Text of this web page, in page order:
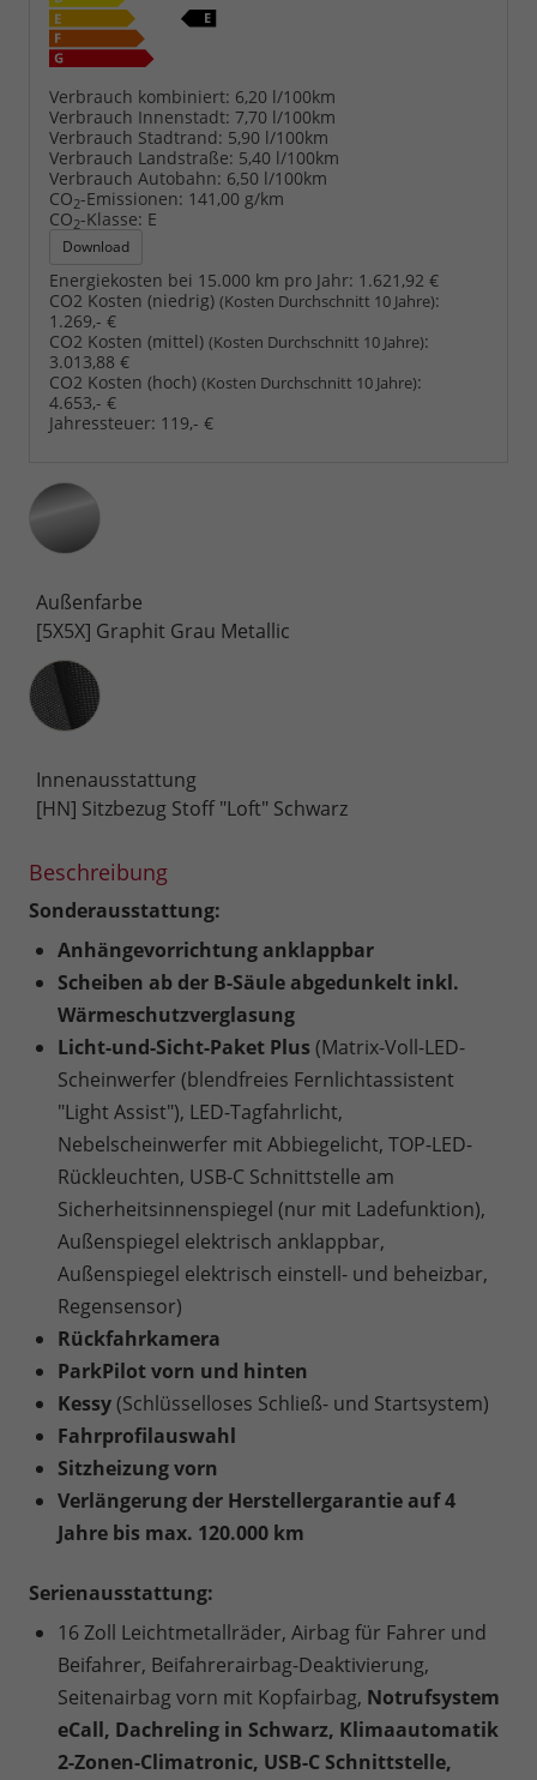
Verbrauch kombiniert: 6,20 l/100km
Verbrauch Innenstadt: 7,70 l/100km
Verbrauch Stadtrand: 5,90 l/100km
Verbrauch Landstraße: 5,40 l/100km
Verbrauch Autobahn: 6,50 l/100km
CO2-Emissionen: 141,00 g/km
CO2-Klasse: E
Download
Energiekosten bei 15.000 km pro Jahr: 1.621,92 €
CO2 Kosten (niedrig) (Kosten Durchschnitt 10 Jahre):
1.269,- €
CO2 Kosten (mittel) (Kosten Durchschnitt 10 Jahre):
3.013,88 €
CO2 Kosten (hoch) (Kosten Durchschnitt 10 Jahre):
4.653,- €
Jahressteuer: 119,- €
Außenfarbe
[5X5X] Graphit Grau Metallic
Innenausstattung
Innenausstattung
[HN] Sitzbezug Stoff "Loft" Schwarz
Beschreibung
Sonderausstattung:
Anhängevorrichtung anklappbar
Scheiben ab der B-Säule abgedunkelt inkl.
Wärmeschutzverglasung
Licht-und-Sicht-Paket Plus (Matrix-Voll-LED-
Scheinwerfer (blendfreies Fernlichtassistent
"Light Assist"), LED-Tagfahrlicht,
Nebelscheinwerfer mit Abbiegelicht, TOP-LED-
Rückleuchten, USB-C Schnittstelle am
Sicherheitsinnenspiegel (nur mit Ladefunktion),
Außenspiegel elektrisch anklappbar,
Außenspiegel elektrisch einstell- und beheizbar,
Regensensor)
Rückfahrkamera
ParkPilot vorn und hinten
Kessy(Schlüsselloses Schließ- und Startsystem)
Fahrprofilauswahl
Sitzheizung vorn
Verlängerung der Herstellergarantie auf 4
Jahre bis max. 120.000 km
Serienausstattung:
16 Zoll Leichtmetallräder, Airbag für Fahrer und
Beifahrer, Beifahrerairbag-Deaktivierung,
Seitenairbag vorn mit Kopfairbag, Notrufsystem
eCall, Dachreling in Schwarz, Klimaautomatik
2-Zonen-Climatronic, USB-C Schnittstelle,